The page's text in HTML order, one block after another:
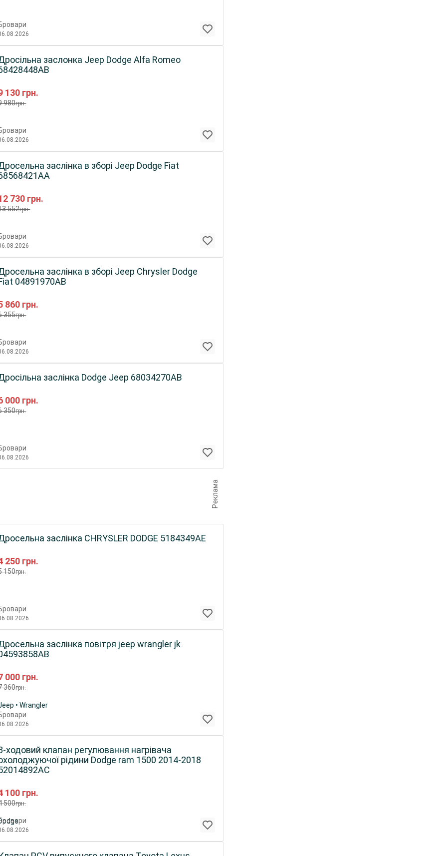
130 грн.
980грн.
заслонка Jeep Dodge Alfa Romeo
730 грн.
552грн.
заслінка в зборі Jeep Dodge Fiat
860 грн.
355грн.
заслінка в зборі Jeep Chrysler Dodge
04891970AB
000 грн.
350грн.
Дросільна заслінка Dodge Jeep 68034270AB
Реклама
250 грн.
150грн.
Дросельна заслінка CHRYSLER DODGE 5184349AE
000 грн.
360грн.
заслінка повітря jeep wrangler jk
• Wrangler
100 грн.
500грн.
ходовий клапан регулювання нагрівача
рідини Dodge ram 1500 2014-2018